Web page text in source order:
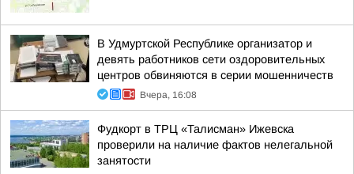
В Удмуртской Республике организатор и
девять работников сети оздоровительных
центров обвиняются в серии мошенничеств
Вчера, 16:08
Фудкорт в ТРЦ «Талисман» Ижевска
проверили на наличие фактов нелегальной
занятости